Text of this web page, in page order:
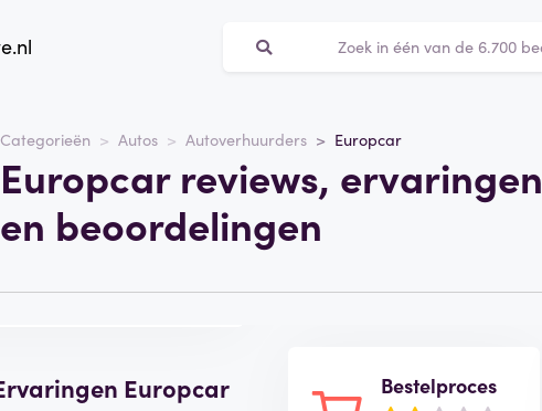
Categorieën Autos Autoverhuurders Europcar
Europcar reviews, ervaringen
en beoordelingen
europcar.be
Categorie
Autos
Europcar Bestelproces